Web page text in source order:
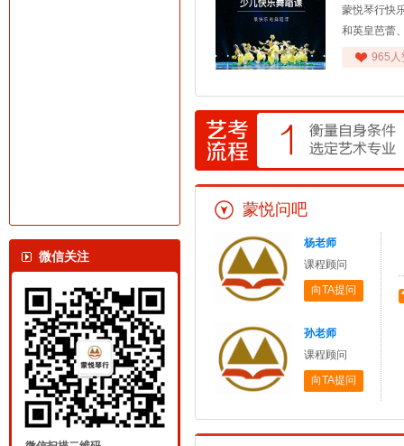
微信关注
蒙悦琴行快
和英皇芭蕾
965人
蒙悦问吧
杨老师
课程顾问
向TA提问
孙老师
课程顾问
向TA提问